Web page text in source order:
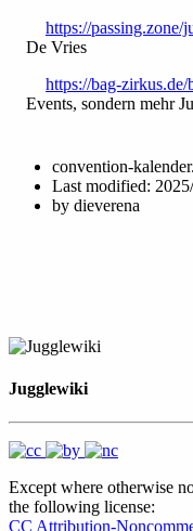
https://
De Vries
https://bag-
Events, sondern mehr
convention-
Last modified:
by dieverena
Jugglewiki
Except where otherwise
the following license:
CC Attribution-